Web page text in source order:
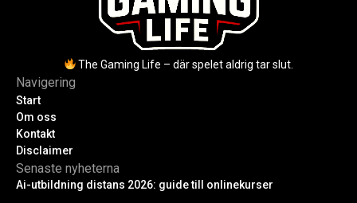
The Gaming Life – där spelet aldrig tar slut.
Navigering
Start
Om oss
Kontakt
Disclaimer
Senaste nyheterna
Ai-utbildning distans 2026: guide till onlinekurser